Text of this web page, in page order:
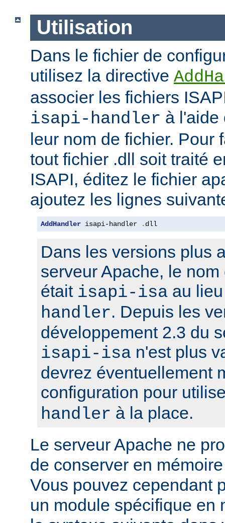
Utilisation
Dans le fichier de
utilisez la directive
associer les fichiers
isapi-handler à l'aide
leur nom de fichier. Pour
tout fichier .dll soit traité
ISAPI, éditez le fichier
ajoutez les lignes
AddHandler isapi-handler . dll
Dans les versions plus
serveur Apache, le
était isapi-isa au
handler. Depuis les
développement 2.3 du
isapi-isa n'est plus
devrez éventuellement
configuration pour
handler à la place.
Le serveur Apache ne
de conserver en
Vous pouvez cependant
un module spécifique en